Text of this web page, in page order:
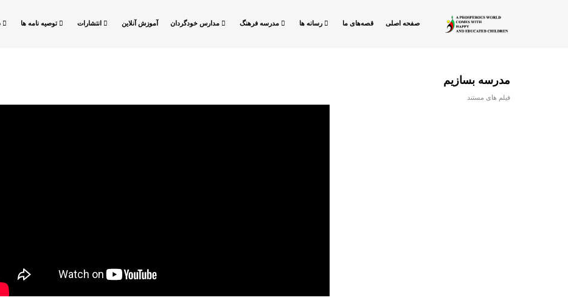
صفحه اصلی قصه‌های ما رسانه ها مدرسه فرهنگ مدارس خودگردان آموزش آنلاین انتشارات توصیه نامه ها
مدرسه بسازیم
فیلم های مستند